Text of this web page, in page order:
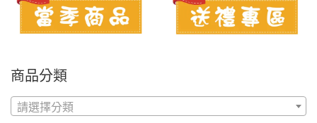
商品分類
請選擇分類